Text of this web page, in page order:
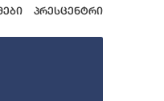
პრესცენტრი